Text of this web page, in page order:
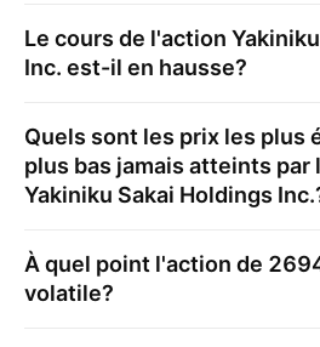
Le cours de l'action
Inc. est-il en hausse?
Quels sont les prix les plus
plus bas jamais atteints par
Yakiniku Sakai Holdings Inc.
À quel point l'action de
volatile?